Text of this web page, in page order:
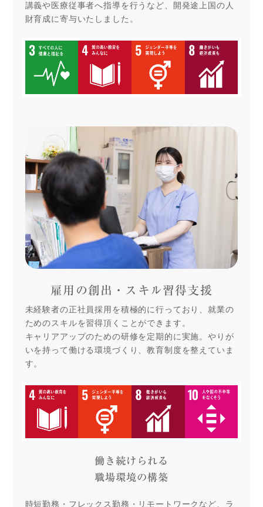
講義や医療従事者へ指導を行うなど、開発途上国の人
財育成に寄与いたしました。
雇用の創出・スキル習得支援
未経験者の正社員採用を積極的に行っており、就業の
ためのスキルを習得頂くことができます。
キャリアアップのための研修を定期的に実施。やりが
いを持って働ける環境づくり、教育制度を整えていま
す。
働き続けられる
職場環境の構築
時短勤務・フレックス勤務・リモートワークなど、ラ